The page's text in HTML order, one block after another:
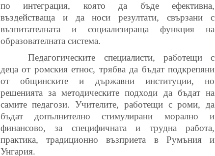
по интеграция, която да бъде ефективна,
въздействаща и да носи резултати, свързани с
възпитателната и социализираща функция на
образователната система.
Педагогическите специалисти, работещи с
деца от ромския етнос, трябва да бъдат подкрепяни
от общинските и държавни институции, но
решенията за методическите подходи да бъдат на
самите педагози. Учителите, работещи с роми, да
бъдат допълнително стимулирани морално и
финансово, за специфичната и трудна работа,
практика, традиционно възприета в Румъния и
Унгария.